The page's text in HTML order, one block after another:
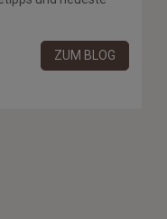
ZUM BLOG